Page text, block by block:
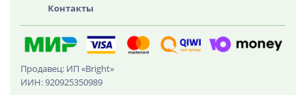
Контакты
Продавец: ИП «Bright»
ИИН: 920925350989